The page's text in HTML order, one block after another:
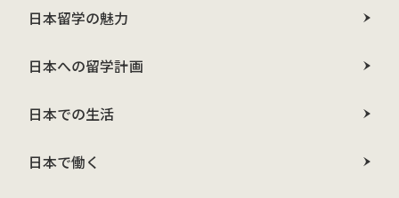
日本留学の魅力
日本への留学計画
日本での生活
日本で働く